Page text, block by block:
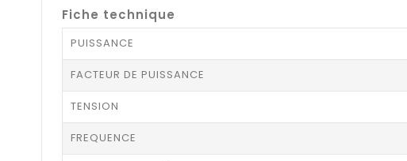
Fiche technique
PUISSANCE
FACTEUR DE PUISSANCE
TENSION
FREQUENCE